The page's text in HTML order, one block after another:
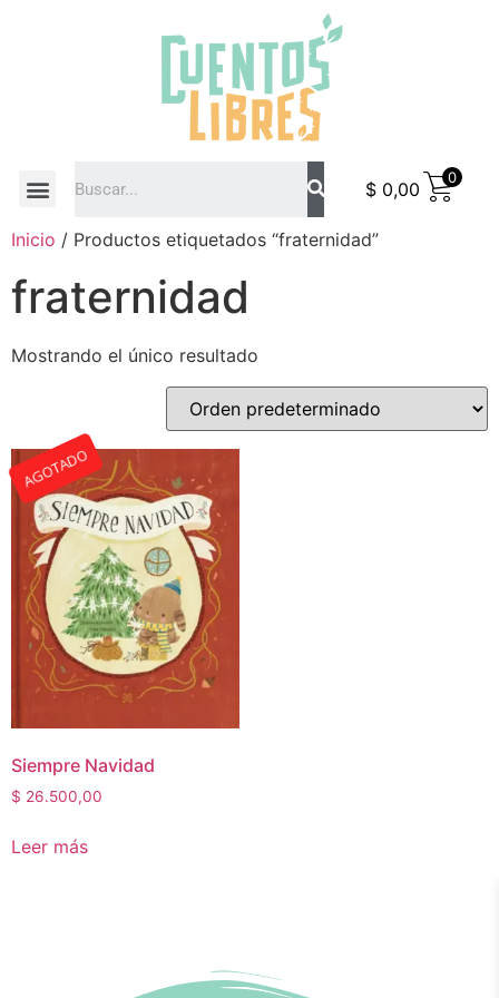
$ 0,00
0
Inicio / Productos etiquetados “fraternidad”
fraternidad
Mostrando el único resultado
AGOTADO
Siempre Navidad
$ 26.500,00
Leer más